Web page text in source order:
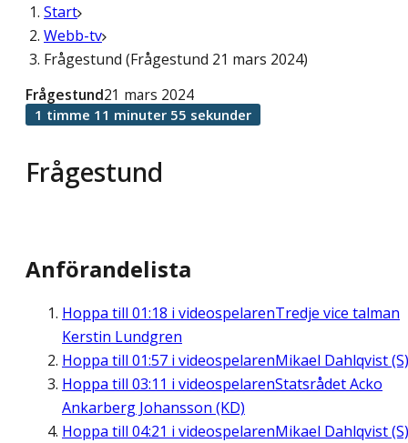
Start
Webb-tv
Frågestund (Frågestund 21 mars 2024)
Frågestund
Frågestund21 mars 2024
1 timme 11 minuter 55 sekunder
Anförandelista
Hoppa till 01:18 i videospelarenTredje vice talman
Kerstin Lundgren
Hoppa till 01:57 i videospelarenMikael Dahlqvist (S)
Hoppa till 03:11 i videospelarenStatsrådet Acko
Ankarberg Johansson (KD)
Hoppa till 04:21 i videospelarenMikael Dahlqvist (S)